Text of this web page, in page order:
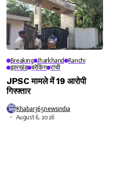
Breaking Jharkhand
Ranchi
झारखंड ब्रेकिंग रांची
JPSC मामले में 19 आरोपी
गिरफ्तार
Khabar365newsindia
August 6, 2026